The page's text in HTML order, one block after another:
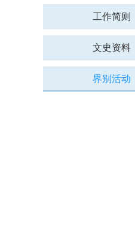
工作简则
文史资料
界别活动